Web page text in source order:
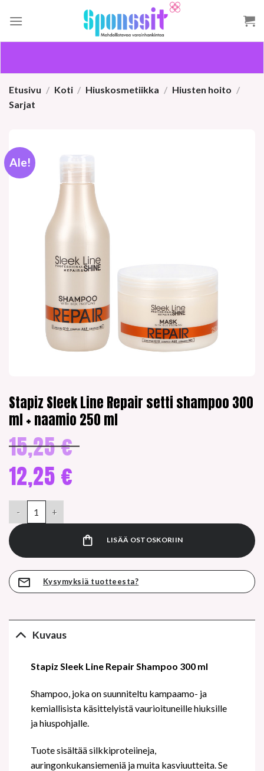
Etusivu / Koti / Hiuskosmetiikka / Hiusten hoito /
Sarjat
Ale!
Stapiz Sleek Line Repair setti shampoo 300
ml + naamio 250 ml
15,25€ hinta
12,25 €
hinta
on:
12,25 €.
LISÄÄ OSTOSKORIIN
Kysymyksiä tuotteesta?
Kuvaus
Stapiz Sleek Line Repair Shampoo 300 ml
Shampoo, joka on suunniteltu kampaamo- ja
kemiallisista käsittelyistä vaurioituneille hiuksille
ja hiuspohjalle.
Tuote sisältää silkkiproteiineja,
auringonkukansiemeniä ja muita kasviuutteita. Se